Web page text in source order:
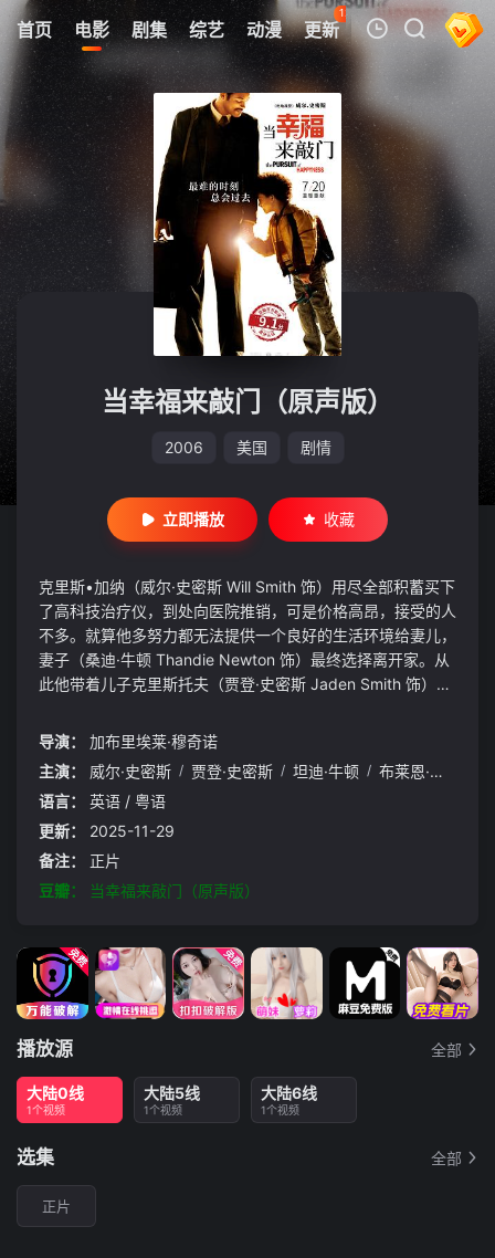
首页 电影 剧集 综艺 动漫 更新
121
热榜 APP
我的观影记录
暂无观看影片的记录
当幸福来敲门（原声版）
2006 美国 剧情
立即播放 收藏
克里斯•加纳（威尔·史密斯 Will Smith 饰）用尽全部积蓄买下
了高科技治疗仪，到处向医院推销，可是价格高昂，接受的人
不多。就算他多努力都无法提供一个良好的生活环境给妻儿，
妻子（桑迪·牛顿 Thandie Newton 饰）最终选择离开家。从
此他带着儿子克里斯托夫（贾登·史密斯 Jaden Smith 饰）相
会，就算没有报酬，成功机会只有百分之五，他仍努力奋斗，
所里，住在教堂的收容所里…… 他坚信，幸福明天就会来临。
导演：
加布里埃莱·穆奇诺
主演：
威尔·史密斯 / 贾登·史密斯 / 坦迪·牛顿 / 布莱恩·豪威
语言：
英语 / 粤语
更新：
2025-11-29
备注：
正片
豆瓣：
当幸福来敲门（原声版）
播放源 全部
大陆0线
1个视频
大陆5线
1个视频
大陆6线
1个视频
选集 全部
正片